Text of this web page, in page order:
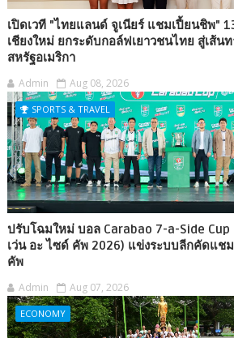
เปิดเวที "ไทยแลนด์ จูเนียร์ แชมเปี้ยนชิพ"
เชียงใหม่ ยกระดับกอล์ฟเยาวชนไทย สู่เส้นท
สหรัฐอเมริกา
Admin Aug 08, 2026
SPORTS & TRAVEL
ปรับโฉมใหม่ บอล Carabao 7-a-Side Cup
เว่น อะ ไซด์ คัพ 2026) แข่งระบบลีกคัดแช
คัพ
Admin Aug 07, 2026
ECONOMY